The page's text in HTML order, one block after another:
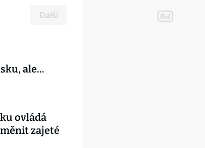
Další
ale…
ovládá
zajeté